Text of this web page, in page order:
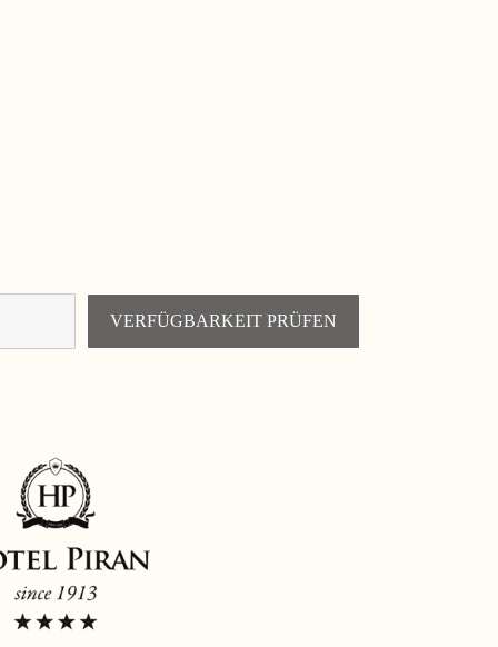
VERFÜGBARKEIT PRÜFEN